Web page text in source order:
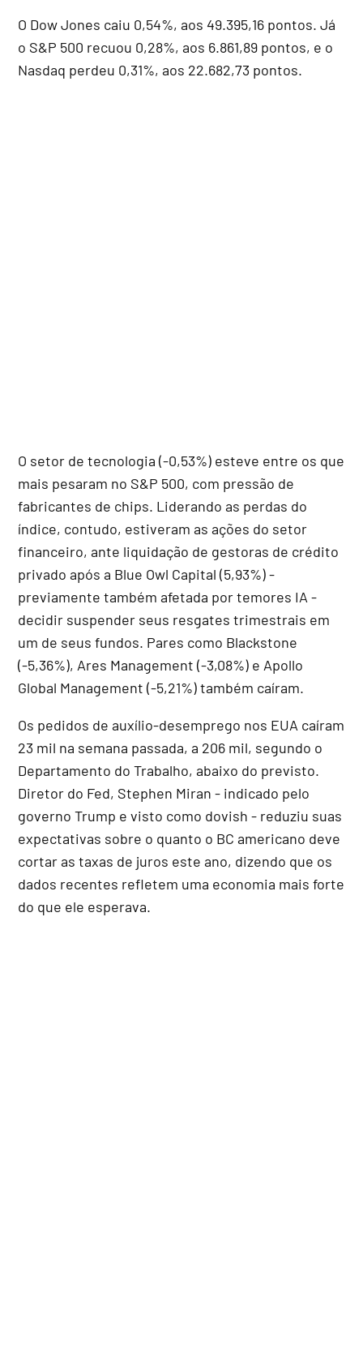
O Dow Jones caiu 0,54%, aos 49.395,16 pontos. Já
o S&P 500 recuou 0,28%, aos 6.861,89 pontos, e o
Nasdaq perdeu 0,31%, aos 22.682,73 pontos.
O setor de tecnologia (-0,53%) esteve entre os que
mais pesaram no S&P 500, com pressão de
fabricantes de chips. Liderando as perdas do
índice, contudo, estiveram as ações do setor
financeiro, ante liquidação de gestoras de crédito
privado após a Blue Owl Capital (5,93%) -
previamente também afetada por temores IA -
decidir suspender seus resgates trimestrais em
um de seus fundos. Pares como Blackstone
(-5,36%), Ares Management (-3,08%) e Apollo
Global Management (-5,21%) também caíram.
Os pedidos de auxílio-desemprego nos EUA caíram
23 mil na semana passada, a 206 mil, segundo o
Departamento do Trabalho, abaixo do previsto.
Diretor do Fed, Stephen Miran - indicado pelo
governo Trump e visto como dovish - reduziu suas
expectativas sobre o quanto o BC americano deve
cortar as taxas de juros este ano, dizendo que os
dados recentes refletem uma economia mais forte
do que ele esperava.